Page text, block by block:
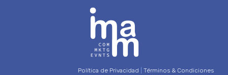
Política de Privacidad Términos & Condiciones